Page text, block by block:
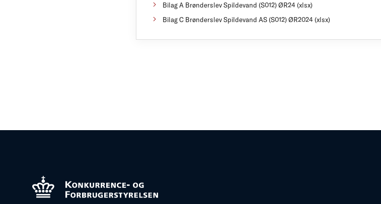
Bilag A Brønderslev Spildevand (S012) ØR24 (xlsx)
Bilag C Brønderslev Spildevand AS (S012) ØR2024 (xlsx)